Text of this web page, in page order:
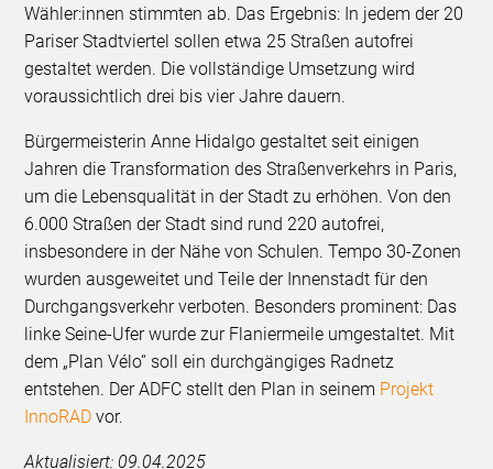
Wähler:innen stimmten ab. Das Ergebnis: In jedem der 20
Pariser Stadtviertel sollen etwa 25 Straßen autofrei
gestaltet werden. Die vollständige Umsetzung wird
voraussichtlich drei bis vier Jahre dauern.
Bürgermeisterin Anne Hidalgo gestaltet seit einigen
Jahren die Transformation des Straßenverkehrs in Paris,
um die Lebensqualität in der Stadt zu erhöhen. Von den
6.000 Straßen der Stadt sind rund 220 autofrei,
insbesondere in der Nähe von Schulen. Tempo 30-Zonen
wurden ausgeweitet und Teile der Innenstadt für den
Durchgangsverkehr verboten. Besonders prominent: Das
linke Seine-Ufer wurde zur Flaniermeile umgestaltet. Mit
dem „Plan Vélo“ soll ein durchgängiges Radnetz
entstehen. Der ADFC stellt den Plan in seinem Projekt
InnoRAD vor.
Aktualisiert: 09.04.2025